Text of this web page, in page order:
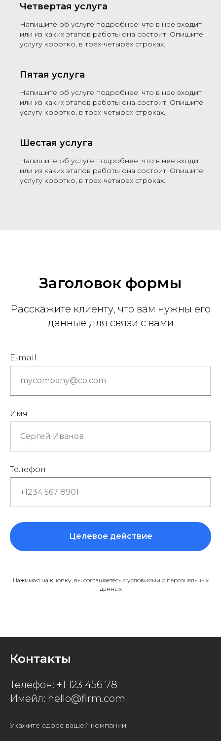
Четвертая услуга
Напишите об услуге подробнее: что в нее входит
или из каких этапов работы она состоит. Опишите
услугу коротко, в трех-четырех строках.
Пятая услуга
Напишите об услуге подробнее: что в нее входит
или из каких этапов работы она состоит. Опишите
услугу коротко, в трех-четырех строках.
Шестая услуга
Напишите об услуге подробнее: что в нее входит
или из каких этапов работы она состоит. Опишите
услугу коротко, в трех-четырех строках.
Заголовок формы
Расскажите клиенту, что вам нужны его
данные для связи с вами
E-mail
Имя
Телефон
Целевое действие
Нажимая на кнопку, вы соглашаетесь с условиями о персональных
данных
Контакты
Телефон: +1 123 456 78
Имейл: hello@firm.com
Укажите адрес вашей компании